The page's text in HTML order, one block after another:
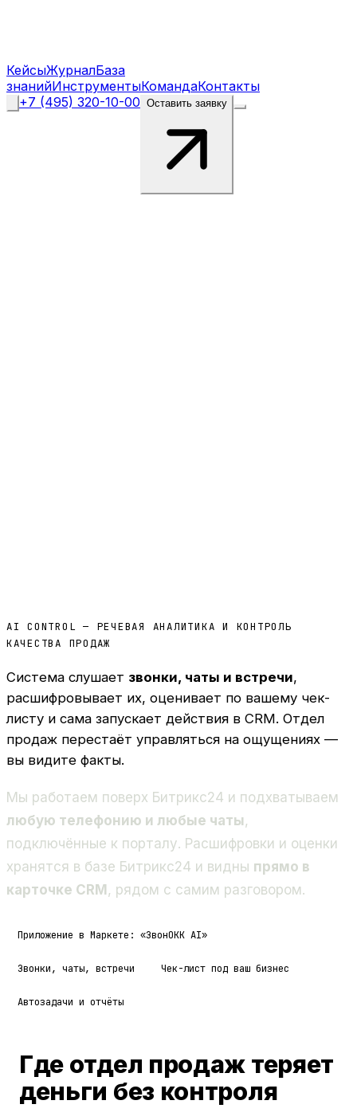
КейсыЖурналБаза
знанийИнструментыКомандаКонтакты
+7 (495) 320-10-00 Оставить заявку
AI CONTROL — РЕЧЕВАЯ АНАЛИТИКА И КОНТРОЛЬ
КАЧЕСТВА ПРОДАЖ
Система слушает звонки, чаты и встречи,
расшифровывает их, оценивает по вашему чек-
листу и сама запускает действия в CRM. Отдел
продаж перестаёт управляться на ощущениях —
вы видите факты.
Мы работаем поверх Битрикс24 и подхватываем
любую телефонию и любые чаты,
подключённые к порталу. Расшифровки и оценки
хранятся в базе Битрикс24 и видны прямо в
карточке CRM, рядом с самим разговором.
Приложение в Маркете: «ЗвонОКК AI»
Звонки, чаты, встречи Чек-лист под ваш бизнес
Автозадачи и отчёты
Где отдел продаж теряет
деньги без контроля